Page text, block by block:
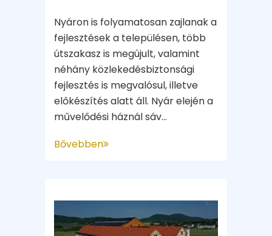
Nyáron is folyamatosan zajlanak a
fejlesztések a településen, több
útszakasz is megújult, valamint
néhány közlekedésbiztonsági
fejlesztés is megvalósul, illetve
előkészítés alatt áll. Nyár elején a
művelődési háznál sáv...
Bővebben